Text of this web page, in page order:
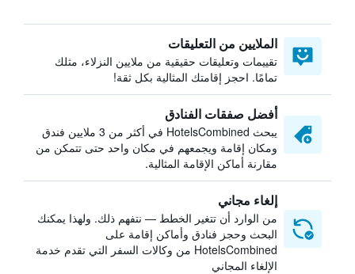
الملايين من التعليقات
تقييمات وتعليقات حقيقية من ملايين النزلاء، مثلك
تمامًا. احجز إقامتك المثالية بكل ثقة!
أفضل صفقات الفنادق
يبحث HotelsCombined في أكثر من 3 ملايين فندق
ومكان إقامة ويجمعهم في مكان واحد حتى تتمكن من
مقارنة أماكن الإقامة المثالية.
إلغاء مجاني
من الوارد أن تتغير الخطط — نتفهم ذلك. ولهذا يمكنك
البحث وحجز فنادق وأماكن إقامة على
HotelsCombined من وكالات السفر التي تقدم خدمة
الإلغاء المجاني